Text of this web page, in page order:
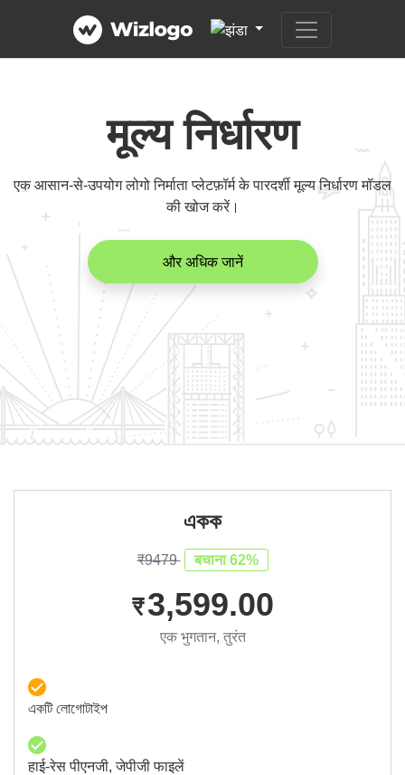
मूल्य निर्धारण
एक आसान-से-उपयोग लोगो निर्माता प्लेटफ़ॉर्म के पारदर्शी मूल्य निर्धारण मॉडल
की खोज करें।
और अधिक जानें
একক
₹9479 बचाना 62%
₹3,599.00
एक भुगतान, तुरंत
একটি লোগোটাইপ
हाई-रेस पीएनजी, जेपीजी फाइलें